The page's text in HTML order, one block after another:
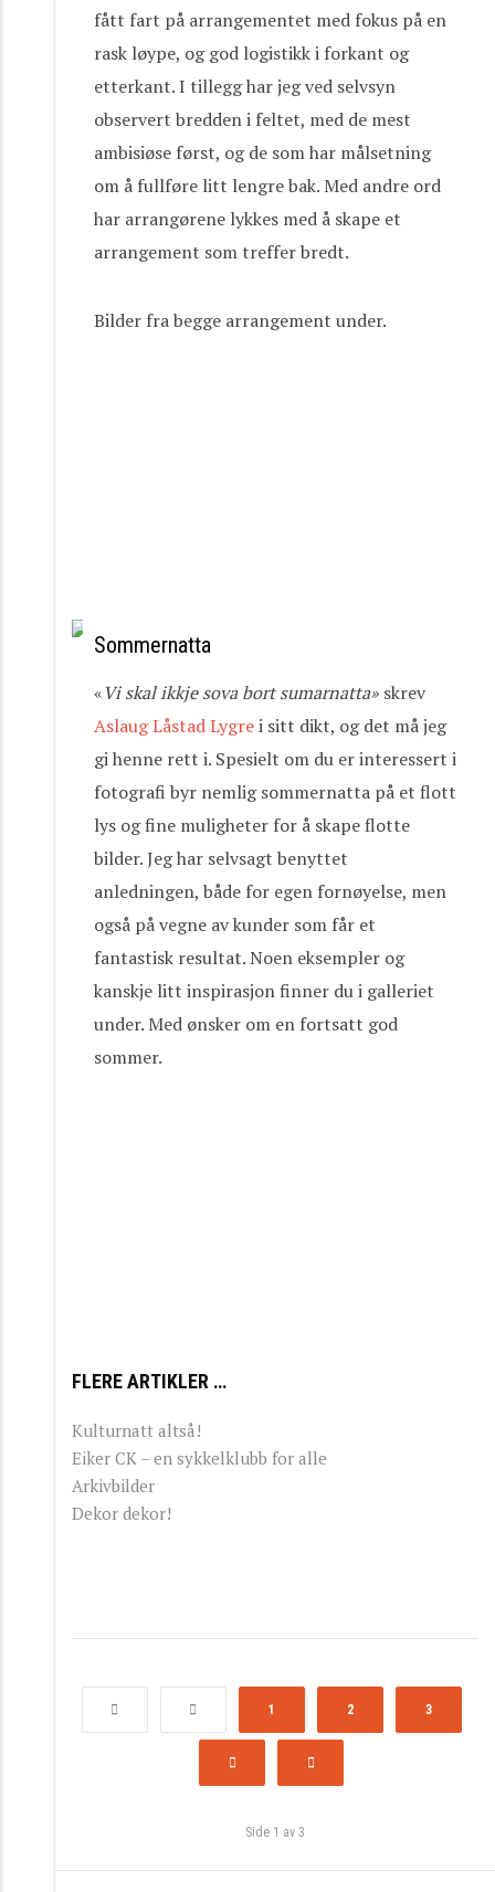
fått fart på arrangementet med fokus på en
rask løype, og god logistikk i forkant og
etterkant. I tillegg har jeg ved selvsyn
observert bredden i feltet, med de mest
ambisiøse først, og de som har målsetning
om å fullføre litt lengre bak. Med andre ord
har arrangørene lykkes med å skape et
arrangement som treffer bredt.
Bilder fra begge arrangement under.
Sommernatta
«Viskalikkjesovabort sumarnatta» skrev
Aslaug Låstad Lygrei sitt dikt, og det må jeg
gi henne rett i. Spesielt om du er interessert i
fotografi byr nemlig sommernatta på et flott
lys og fine muligheter for å skape flotte
bilder. Jeg har selvsagt benyttet
anledningen, både for egen fornøyelse, men
også på vegne av kunder som får et
fantastisk resultat. Noen eksempler og
kanskje litt inspirasjon finner du i galleriet
under. Med ønsker om en fortsatt god
sommer.
FLERE ARTIKLER …
Kulturnatt altså!
Eiker CK – en sykkelklubb for alle
Arkivbilder
Dekor dekor!
1 2 3
Side 1 av 3